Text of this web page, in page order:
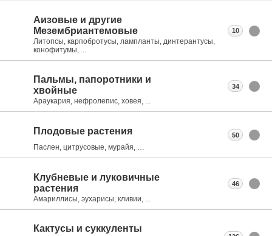
Аизовые и другие
Мезембриантемовые
Литопсы, карпобротусы, лампланты, динтерантусы,
конофитумы, ...
10
Пальмы, папоротники и
хвойные
Араукария, нефролепис, ховея, ...
34
Плодовые растения
Паслен, цитрусовые, мурайя, …
50
Клубневые и луковичные
растения
Амариллисы, эухарисы, кливии, ...
46
Кактусы и суккуленты